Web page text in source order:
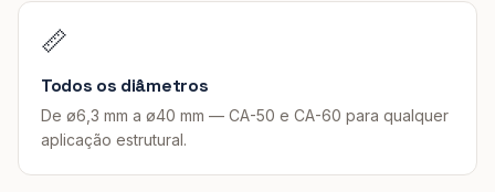
📏
Todos os diâmetros
De ø6,3 mm a ø40 mm — CA-50 e CA-60 para qualquer
aplicação estrutural.